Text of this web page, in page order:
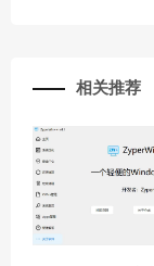
相关推荐